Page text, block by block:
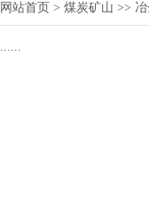
网站首页 > 煤炭矿山 >>
......